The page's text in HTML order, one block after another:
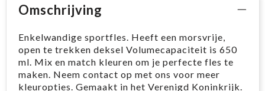
Omschrijving
Enkelwandige sportfles. Heeft een morsvrije,
open te trekken deksel Volumecapaciteit is 650
ml. Mix en match kleuren om je perfecte fles te
maken. Neem contact op met ons voor meer
kleuropties. Gemaakt in het Verenigd Koninkrijk.